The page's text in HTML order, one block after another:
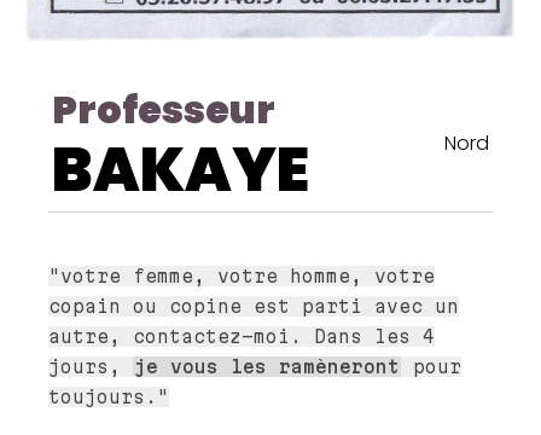
Professeur
BAKAYE Nord
"votre femme, votre homme, votre
copain ou copine est parti avec un
autre, contactez-moi. Dans les 4
jours,
je vous les ramèneront
pour
toujours."